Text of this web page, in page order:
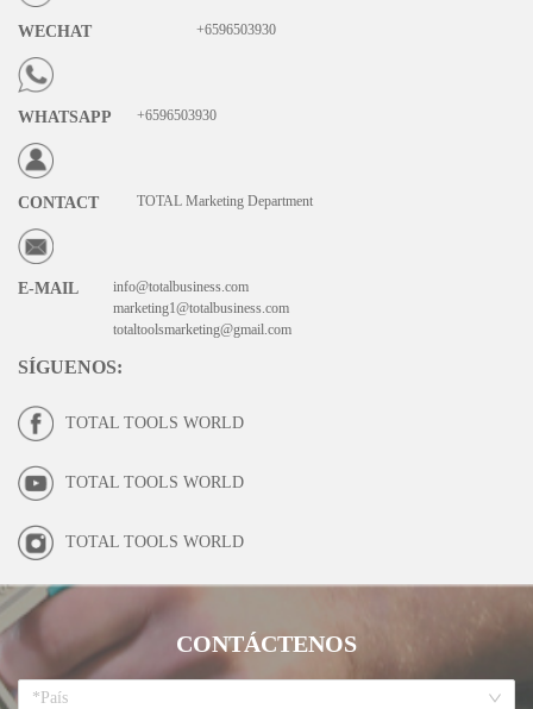
WECHAT +6596503930
WHATSAPP +6596503930
CONTACT TOTAL Marketing Department
E-MAIL
info@totalbusiness.com
marketing1@totalbusiness.com
totaltoolsmarketing@gmail.com
SÍGUENOS:
TOTAL TOOLS WORLD
TOTAL TOOLS WORLD
TOTAL TOOLS WORLD
CONTÁCTENOS
*País